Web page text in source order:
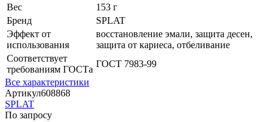
Вес
153 г
Бренд
SPLAT
Эффект от
использования
восстановление эмали, защита десен,
защита от кариеса, отбеливание
Соответствует
требованиям ГОСТа
ГОСТ 7983-99
Все характеристики
Артикул608868
SPLAT
По запросу